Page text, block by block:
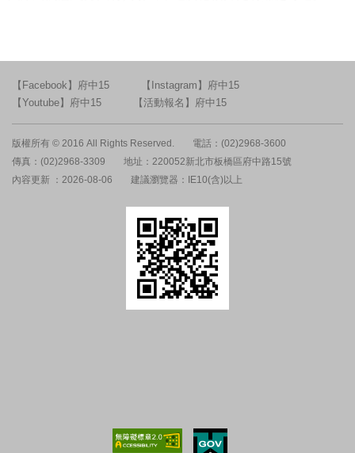
【Facebook】府中15
【Instagram】府中15
【Youtube】府中15
【活動報名】府中15
版權所有 © 2016 All Rights Reserved.
電話：(02)2968-3600
傳真：(02)2968-3309
地址：220052新北市板橋區府中路15號
內容更新 ：2026-08-06
建議瀏覽器：IE10(含)以上